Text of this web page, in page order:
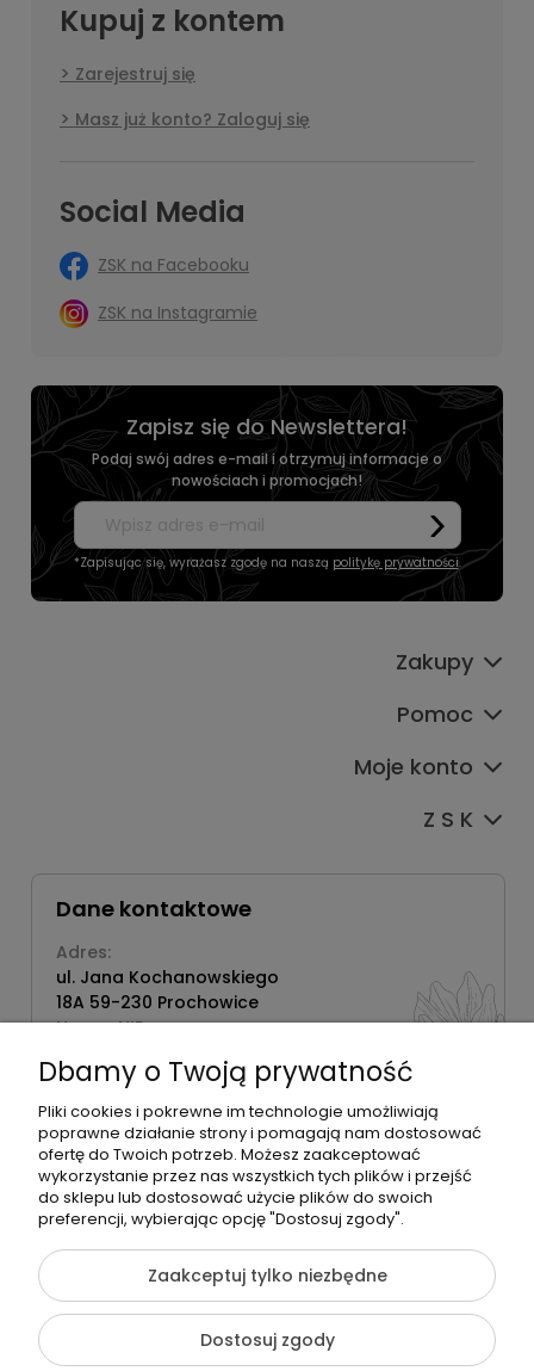
Kupuj z kontem
Zarejestruj się
Masz już konto? Zaloguj się
Social Media
ZSK na Facebooku
ZSK na Instagramie
Zapisz się do Newslettera!
Podaj swój adres e-mail i otrzymuj informacje o
nowościach i promocjach!
*Zapisując się, wyrażasz zgodę na naszą politykę prywatności.
Zakupy
Pomoc
Moje konto
Z S K
Dane kontaktowe
Adres:
ul. Jana Kochanowskiego
18A 59-230 Prochowice
Numer NIP:
Telefon:
518358020
©2026 Wszelkie Prawa Zastrzeżone | Zrób Sobie Krem
Szablon Flex byEcommercy
Pokaż pełną wersję strony
Dbamy o Twoją prywatność
Pliki cookies i pokrewne im technologie umożliwiają
poprawne działanie strony i pomagają nam dostosować
ofertę do Twoich potrzeb. Możesz zaakceptować
wykorzystanie przez nas wszystkich tych plików i przejść
do sklepu lub dostosować użycie plików do swoich
preferencji, wybierając opcję "Dostosuj zgody".
Zaakceptuj tylko niezbędne
Dostosuj zgody